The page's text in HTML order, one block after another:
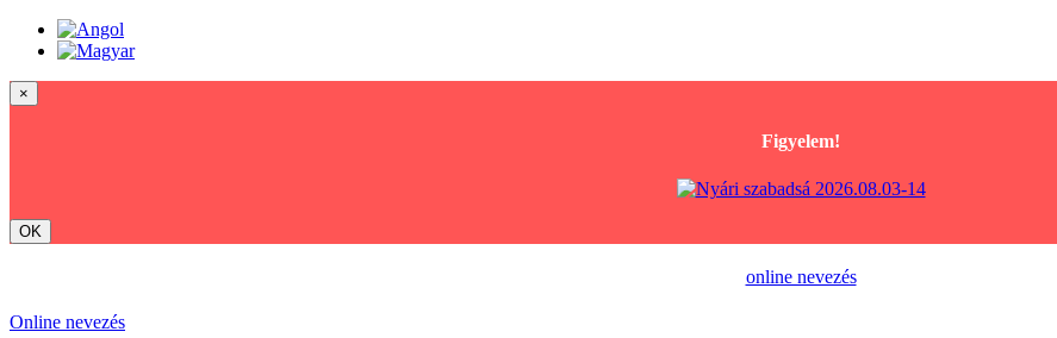
×
Figyelem!
OK
online nevezés
Online nevezés